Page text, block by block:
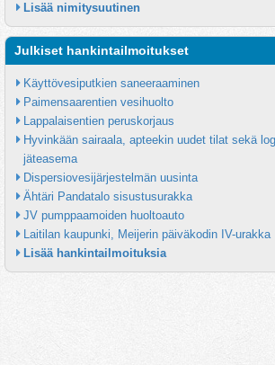
Lisää nimitysuutinen
Julkiset hankintailmoitukset
Käyttövesiputkien saneeraaminen
Paimensaarentien vesihuolto
Lappalaisentien peruskorjaus
Hyvinkään sairaala, apteekin uudet tilat sekä
jäteasema
Dispersiovesijärjestelmän uusinta
Ähtäri Pandatalo sisustusurakka
JV pumppaamoiden huoltoauto
Laitilan kaupunki, Meijerin päiväkodin IV-urakka
Lisää hankintailmoituksia